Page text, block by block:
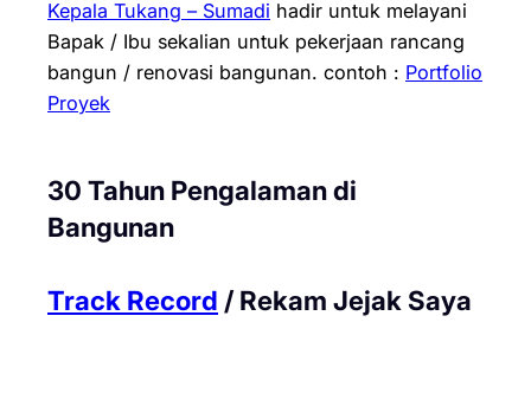
Kepala Tukang – Sumadi hadir untuk melayani
Bapak / Ibu sekalian untuk pekerjaan rancang
bangun / renovasi bangunan. contoh : Portfolio
Proyek
30 Tahun Pengalaman di
Bangunan
Track Record / Rekam Jejak Saya